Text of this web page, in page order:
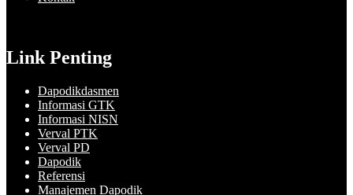
Link Penting
Dapodikdasmen
Informasi GTK
Informasi NISN
Verval PTK
Verval PD
Dapodik
Referensi
Manajemen Dapodik